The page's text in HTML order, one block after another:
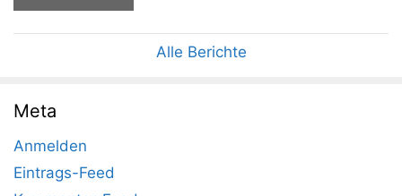
Alle Berichte
Meta
Anmelden
Eintrags-Feed